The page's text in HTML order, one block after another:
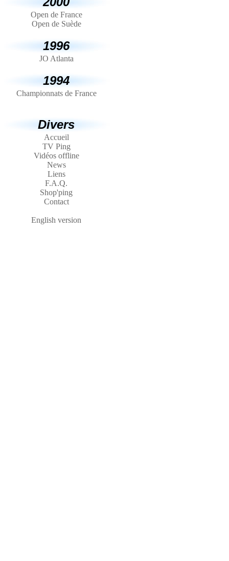
Open de France
Open de Suède
1996
JO Atlanta
1994
Championnats de France
Divers
Accueil
TV Ping
Vidéos offline
News
Liens
F.A.Q.
Shop'ping
Contact
English version